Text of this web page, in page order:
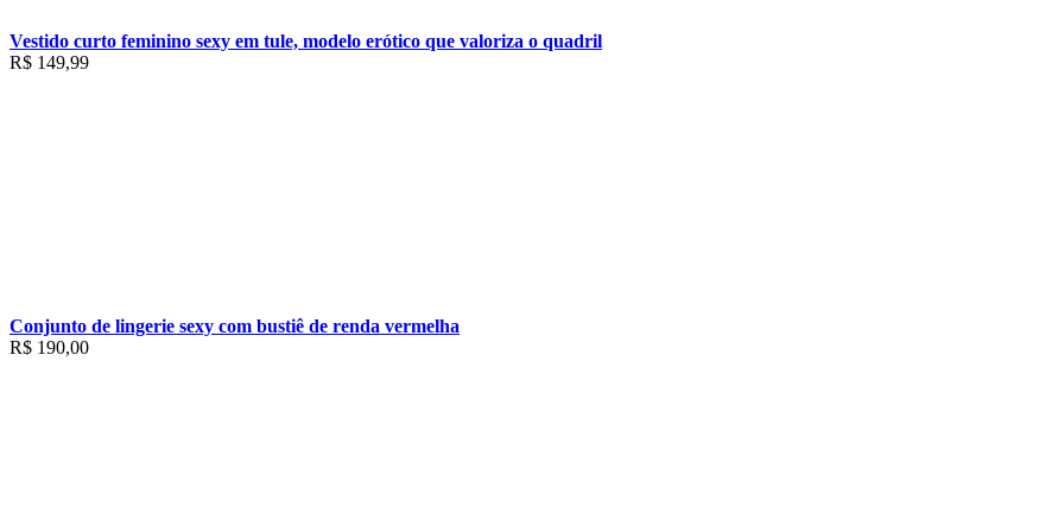
Vestido curto feminino sexy em tule, modelo erótico que valoriza o quadril
R$ 149,99
Conjunto de lingerie sexy com bustiê de renda vermelha
R$ 190,00